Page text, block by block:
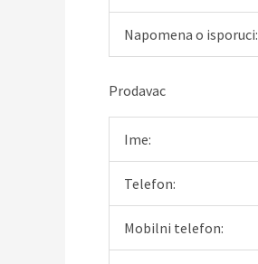
Napomena o isporuci:
Prodavac
Ime:
Telefon:
Mobilni telefon: